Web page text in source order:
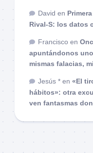
David en
Rival-S: los datos
Francisco en
apuntándonos
mismas falacias,
Jesús * en «El
hábitos»: otra
ven fantasmas